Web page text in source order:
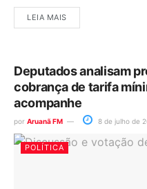
LEIA MAIS
Deputados analisam
cobrança de tarifa
acompanhe
por Aruanã FM 8 de julho de
POLÍTICA